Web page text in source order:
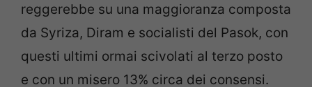
reggerebbe su una maggioranza composta
da Syriza, Diram e socialisti del Pasok, con
questi ultimi ormai scivolati al terzo posto
e con un misero 13% circa dei consensi.